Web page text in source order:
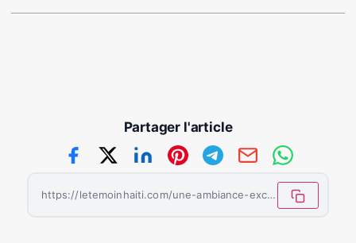
Partager l'article
https://letemoinhaiti.com/une-ambiance-exceptionnelle-a-place-boyer-pour-soutenir-les-grenadiers-face-a-lecosse/